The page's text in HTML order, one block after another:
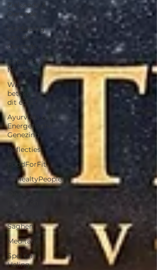
Zielscode &
Oercode
Verdieping
van de
Oercode
Imprints &
Maskers
Wat
betekent
dit écht?
Ayurveda &
Energetische
Genezing
Reflecties
FoodForFit
AllHealtyPeople
pijlers en
Saghen
Meditatie
Spel en
Heling